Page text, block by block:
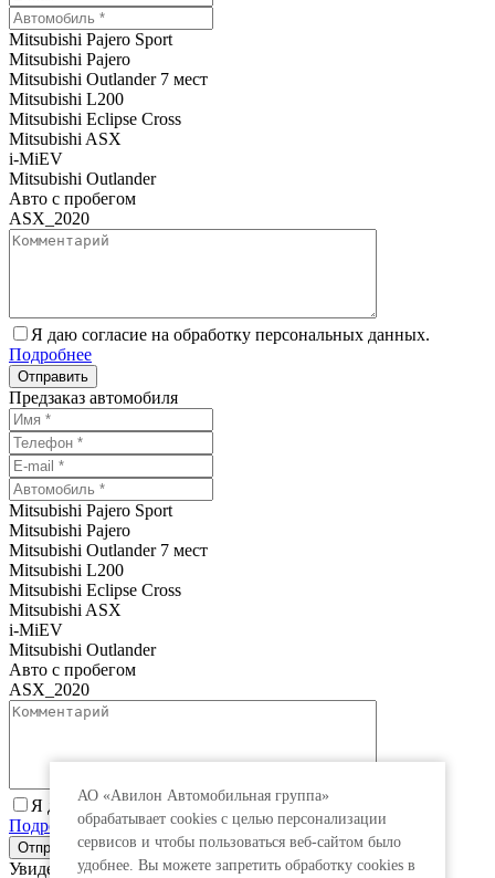
АО «Авилон Автомобильная группа»
обрабатывает cookies с целью персонализации
сервисов и чтобы пользоваться веб-сайтом было
удобнее. Вы можете запретить обработку сookies в
Mitsubishi Pajero Sport
Mitsubishi Pajero
Mitsubishi Outlander 7 мест
Mitsubishi L200
Mitsubishi Eclipse Cross
Mitsubishi ASX
i-MiEV
Mitsubishi Outlander
Авто с пробегом
ASX_2020
Я даю согласие на обработку персональных данных.
Подробнее
Предзаказ автомобиля
Mitsubishi Pajero Sport
Mitsubishi Pajero
Mitsubishi Outlander 7 мест
Mitsubishi L200
Mitsubishi Eclipse Cross
Mitsubishi ASX
i-MiEV
Mitsubishi Outlander
Авто с пробегом
ASX_2020
Я даю согласие на обработку персональных данных.
Подробнее
Увидеть специальную цену